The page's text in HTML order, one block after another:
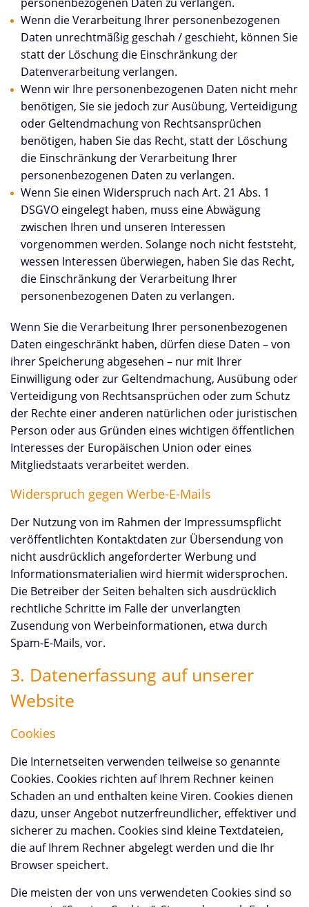
Wenn die Verarbeitung Ihrer personenbezogenen
Daten unrechtmäßig geschah / geschieht, können Sie
statt der Löschung die Einschränkung der
Datenverarbeitung verlangen.
Wenn wir Ihre personenbezogenen Daten nicht mehr
benötigen, Sie sie jedoch zur Ausübung, Verteidigung
oder Geltendmachung von Rechtsansprüchen
benötigen, haben Sie das Recht, statt der Löschung
die Einschränkung der Verarbeitung Ihrer
personenbezogenen Daten zu verlangen.
Wenn Sie einen Widerspruch nach Art. 21 Abs. 1
DSGVO eingelegt haben, muss eine Abwägung
zwischen Ihren und unseren Interessen
vorgenommen werden. Solange noch nicht feststeht,
wessen Interessen überwiegen, haben Sie das Recht,
die Einschränkung der Verarbeitung Ihrer
personenbezogenen Daten zu verlangen.
Wenn Sie die Verarbeitung Ihrer personenbezogenen
Daten eingeschränkt haben, dürfen diese Daten – von
ihrer Speicherung abgesehen – nur mit Ihrer
Einwilligung oder zur Geltendmachung, Ausübung oder
Verteidigung von Rechtsansprüchen oder zum Schutz
der Rechte einer anderen natürlichen oder juristischen
Person oder aus Gründen eines wichtigen öffentlichen
Interesses der Europäischen Union oder eines
Mitgliedstaats verarbeitet werden.
Widerspruch gegen Werbe-E-Mails
Der Nutzung von im Rahmen der Impressumspflicht
veröffentlichten Kontaktdaten zur Übersendung von
nicht ausdrücklich angeforderter Werbung und
Informationsmaterialien wird hiermit widersprochen.
Die Betreiber der Seiten behalten sich ausdrücklich
rechtliche Schritte im Falle der unverlangten
Zusendung von Werbeinformationen, etwa durch
Spam-E-Mails, vor.
3. Datenerfassung auf unserer
Website
Cookies
Die Internetseiten verwenden teilweise so genannte
Cookies. Cookies richten auf Ihrem Rechner keinen
Schaden an und enthalten keine Viren. Cookies dienen
dazu, unser Angebot nutzerfreundlicher, effektiver und
sicherer zu machen. Cookies sind kleine Textdateien,
die auf Ihrem Rechner abgelegt werden und die Ihr
Browser speichert.
Die meisten der von uns verwendeten Cookies sind so